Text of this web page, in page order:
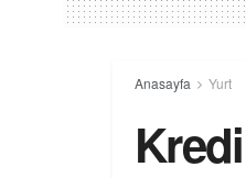
Anasayfa Yurt